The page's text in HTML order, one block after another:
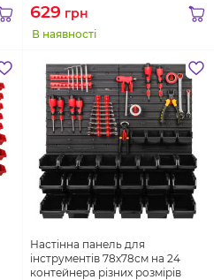
629 грн
В наявності
Настінна панель для
інструментів 78х78см на 24
контейнера різних розмірів